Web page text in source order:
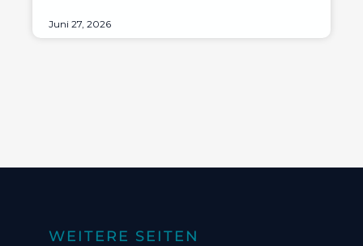
Juni 27, 2026
WEITERE SEITEN